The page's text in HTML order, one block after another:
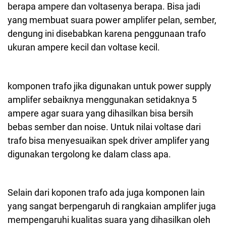
berapa ampere dan voltasenya berapa. Bisa jadi
yang membuat suara power amplifer pelan, sember,
dengung ini disebabkan karena penggunaan trafo
ukuran ampere kecil dan voltase kecil.
komponen trafo jika digunakan untuk power supply
amplifer sebaiknya menggunakan setidaknya 5
ampere agar suara yang dihasilkan bisa bersih
bebas sember dan noise. Untuk nilai voltase dari
trafo bisa menyesuaikan spek driver amplifer yang
digunakan tergolong ke dalam class apa.
Selain dari koponen trafo ada juga komponen lain
yang sangat berpengaruh di rangkaian amplifer juga
mempengaruhi kualitas suara yang dihasilkan oleh